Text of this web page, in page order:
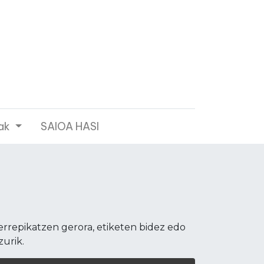
SAIOA HASI
gerora, etiketen bidez edo